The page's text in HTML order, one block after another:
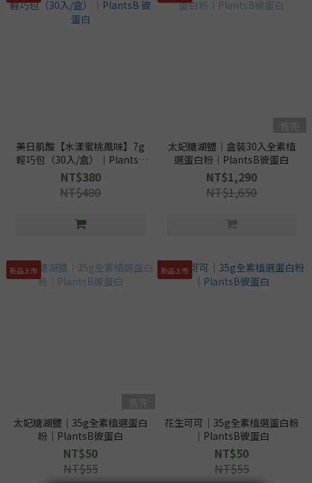
美日肌酸【水漾蜜桃風味】7g
輕巧包（30入/盒）｜PlantsB
彼蛋白
NT$380
NT$480
太妃糖湖鹽｜盒裝30入全素植
選蛋白粉｜PlantsB彼蛋白
NT$1,290
NT$1,650
新品上市
太妃糖湖鹽｜35g全素植選蛋白
粉｜PlantsB彼蛋白
NT$50
NT$55
新品上市
花生可可｜35g全素植選蛋白粉
｜PlantsB彼蛋白
NT$50
NT$55